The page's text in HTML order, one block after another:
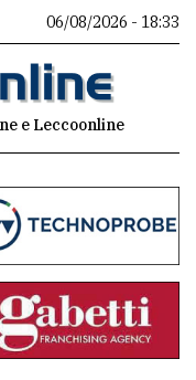
06/08/2026 - 18:33
e Leccoonline